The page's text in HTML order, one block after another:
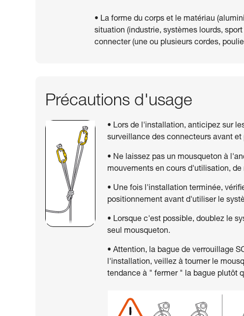
• La forme du corps et le matériau
situation (industrie, systèmes lourds,
connecter (une ou plusieurs cordes,
Précautions d'usage
• Lors de l'installation, anticipez sur
surveillance des connecteurs avant
• Ne laissez pas un mousqueton à
mouvements en cours d'utilisation,
• Une fois l'installation terminée,
positionnement avant d'utiliser le
• Lorsque c'est possible, doublez le
seul mousqueton.
• Attention, la bague de verrouillage
l'installation, veillez à tourner le
tendance à " fermer " la bague plutôt